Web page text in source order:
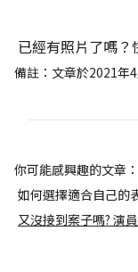
已經有照片了嗎？
備註：文章於2021年
你可能感興趣的文章：
如何選擇適合自己的
又沒接到案子嗎? 演